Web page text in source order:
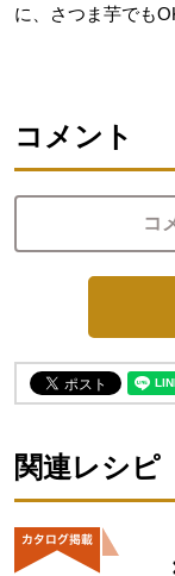
に、さつま芋でも
コメント
コ
関連レシピ